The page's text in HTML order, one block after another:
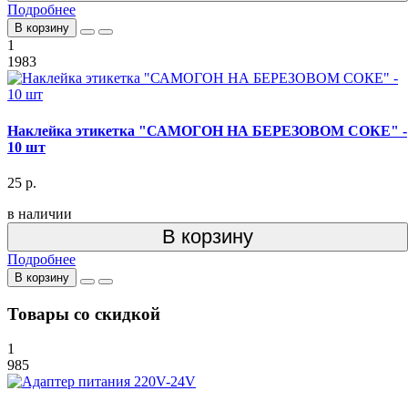
Подробнее
В корзину
1
1983
Наклейка этикетка "САМОГОН НА БЕРЕЗОВОМ СОКЕ" -
10 шт
25 р.
в наличии
В корзину
Подробнее
В корзину
Товары со скидкой
1
985